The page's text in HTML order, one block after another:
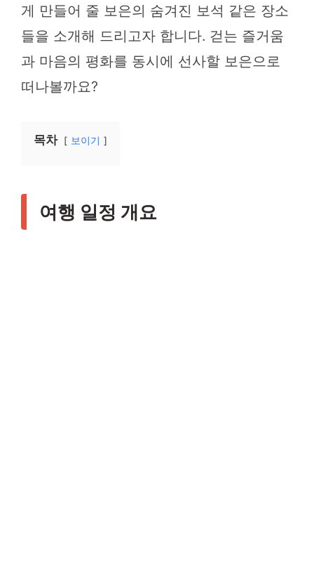
게 만들어 줄 보은의 숨겨진 보석 같은 장소
들을 소개해 드리고자 합니다. 걷는 즐거움
과 마음의 평화를 동시에 선사할 보은으로
떠나볼까요?
목차 보이기
여행 일정 개요